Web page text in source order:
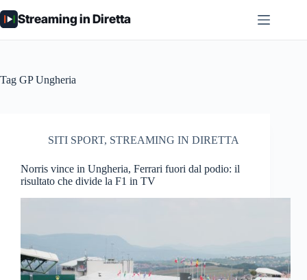
al
contenuto
Streaming in Diretta
Tag GP Ungheria
SITI SPORT, STREAMING IN DIRETTA
Norris vince in Ungheria, Ferrari fuori dal podio: il
risultato che divide la F1 in TV